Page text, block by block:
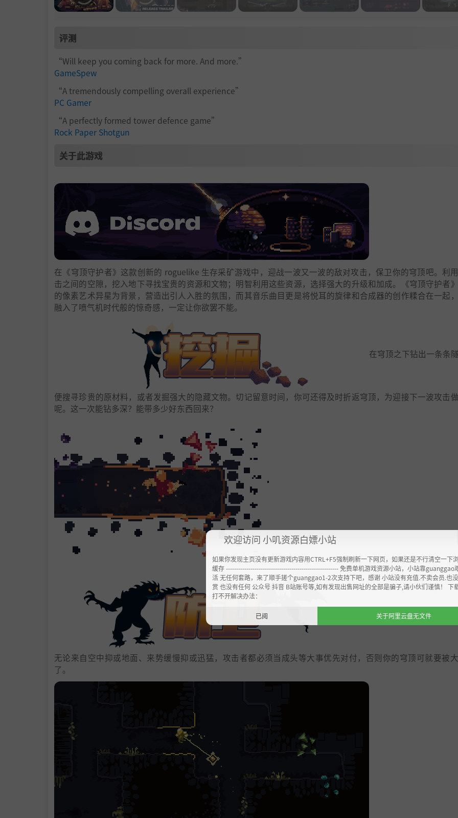
评测
“Will keep you coming back for more. And more.”
GameSpew
“A tremendously compelling overall experience”
PC Gamer
“A perfectly formed tower defence game”
Rock Paper Shotgun
关于此游戏
在《穹顶守护者》这款创新的 roguelike 生存采矿游戏中，迎战一波又一波的敌对攻击，保卫你的穹顶吧。利
击之间的空隙，挖入地下寻找宝贵的资源和文物；明智利用这些资源，选择强大的升级和加成。《穹顶守护者
的像素艺术异星为背景，营造出引人入胜的氛围，而其音乐曲目更是将悦耳的旋律和合成器的创作糅合在一起
融入了喷气机时代般的惊奇感，一定让你欲罢不能。
在穹顶之下钻出一条条
便搜寻珍贵的原材料，或者发掘强大的隐藏文物。切记留意时间，你可还得及时折返穹顶，为迎接下一波攻击
呢。这一次能钻多深？能带多少好东西回来？
掌控防御系统，击退外
无论来自空中抑或地面、来势缓慢抑或迅猛，攻击者都必须当成头等大事优先对付，否则你的穹顶可就要被
了。
欢迎访问 小叽资源白嫖小站
如果你发现主页没有更新游戏内容用CTRL+F5强制刷新一下网页，如果还是不行清空一下
缓存 ------------------------------------------------------- 免费单机游戏资源小站，小站靠guanggao
活 无任何套路，来了顺手搓个guanggao1-2次支持下吧，感谢 小站没有充值.不卖会员.也
赏 也没有任何 公众号 抖音 B站账号等,如有发现出售网址的全部是骗子,请小伙们谨慎！ 下
打不开解决办法：
已阅 关于阿里云盘无文件